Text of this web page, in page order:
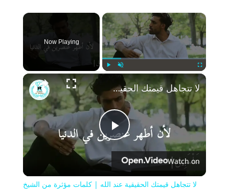
×
Unmute Fullscreen
Now Playing
Play
Video
لا تتجاهل قيمتك الحقيقية عند الله | كلمات مؤثرة من الشيخ بدر المشاري
Watch on
لا تتجاهل قيمتك الحقيقية عند الله | كلمات مؤثرة من الشيخ